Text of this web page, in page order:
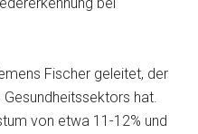
Fischer geleitet, der
hat.
von etwa 11-12% und